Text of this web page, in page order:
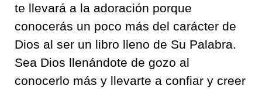
te llevará a la adoración porque
conocerás un poco más del carácter de
Dios al ser un libro lleno de Su Palabra.
Sea Dios llenándote de gozo al
conocerlo más y llevarte a confiar y creer